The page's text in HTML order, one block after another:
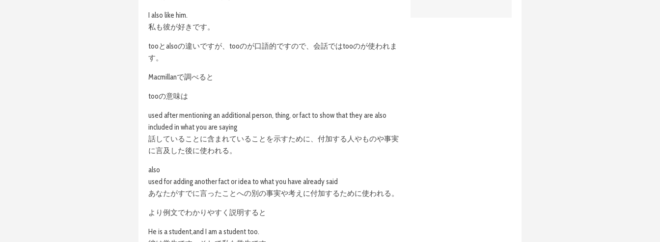
I also like him.
私も彼が好きです。
tooとalsoの違いですが、tooのが口語的ですので、会話ではtooのが使われま
す。
Macmillanで調べると
tooの意味は
used after mentioning an additional person, thing, or fact to show that they are also
included in what you are saying
話していることに含まれていることを示すために、付加する人やものや事実
に言及した後に使われる。
also
used for adding another fact or idea to what you have already said
あなたがすでに言ったことへの別の事実や考えに付加するために使われる。
より例文でわかりやすく説明すると
He is a student,and I am a student too.